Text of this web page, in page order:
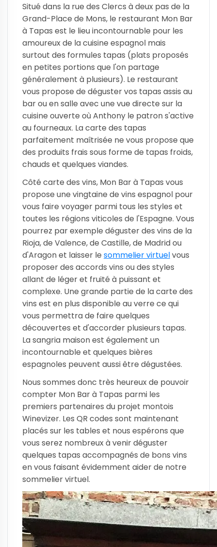
Situé dans la rue des Clercs à deux pas de la
Grand-Place de Mons, le restaurant Mon Bar
à Tapas est le lieu incontournable pour les
amoureux de la cuisine espagnol mais
surtout des formules tapas (plats proposés
en petites portions que l'on partage
généralement à plusieurs). Le restaurant
vous propose de déguster vos tapas assis au
bar ou en salle avec une vue directe sur la
cuisine ouverte où Anthony le patron s'active
au fourneaux. La carte des tapas
parfaitement maîtrisée ne vous propose que
des produits frais sous forme de tapas froids,
chauds et quelques viandes.
Côté carte des vins, Mon Bar à Tapas vous
propose une vingtaine de vins espagnol pour
vous faire voyager parmi tous les styles et
toutes les régions viticoles de l'Espagne. Vous
pourrez par exemple déguster des vins de la
Rioja, de Valence, de Castille, de Madrid ou
d'Aragon et laisser le sommelier virtuelvous
proposer des accords vins ou des styles
allant de léger et fruité à puissant et
complexe. Une grande partie de la carte des
vins est en plus disponible au verre ce qui
vous permettra de faire quelques
découvertes et d'accorder plusieurs tapas.
La sangria maison est également un
incontournable et quelques bières
espagnoles peuvent aussi être dégustées.
Nous sommes donc très heureux de pouvoir
compter Mon Bar à Tapas parmi les
premiers partenaires du projet montois
Winevizer. Les QR codes sont maintenant
placés sur les tables et nous espérons que
vous serez nombreux à venir déguster
quelques tapas accompagnés de bons vins
en vous faisant évidemment aider de notre
sommelier virtuel.